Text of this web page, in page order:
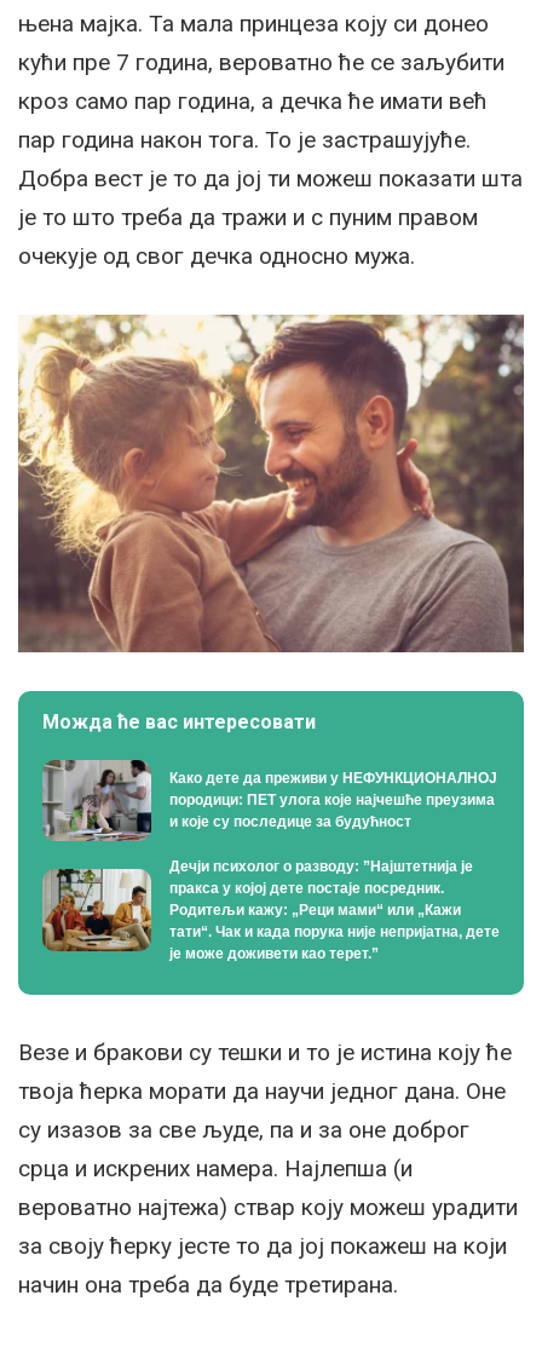
њена мајка. Та мала принцеза коју си донео
кући пре 7 година, вероватно ће се заљубити
кроз само пар година, а дечка ће имати већ
пар година након тога. То је застрашујуће.
Добра вест је то да јој ти можеш показати шта
је то што треба да тражи и с пуним правом
очекује од свог дечка односно мужа.
Можда ће вас интересовати
Како дете да преживи у НЕФУНКЦИОНАЛНОЈ
породици: ПЕТ улога које најчешће преузима
и које су последице за будућност
Дечји психолог о разводу: ”Најштетнија је
пракса у којој дете постаје посредник.
Родитељи кажу: „Реци мами“ или „Кажи
тати“. Чак и када порука није непријатна, дете
је може доживети као терет.”
Везе и бракови су тешки и то је истина коју ће
твоја ћерка морати да научи једног дана. Оне
су изазов за све људе, па и за оне доброг
срца и искрених намера. Најлепша (и
вероватно најтежа) ствар коју можеш урадити
за своју ћерку јесте то да јој покажеш на који
начин она треба да буде третирана.